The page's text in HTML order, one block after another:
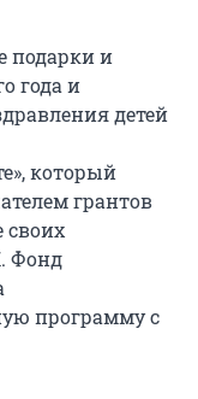
подарки и
года и
детей
который
грантов
своих
Фонд
программу с